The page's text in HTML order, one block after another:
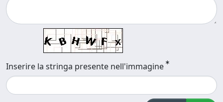
Inserire la stringa presente nell'immagine